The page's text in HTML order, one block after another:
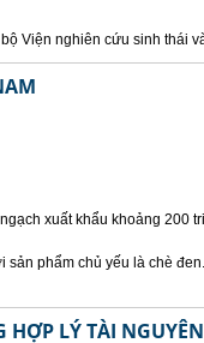
Viện nghiên cứu sinh thái
xuất khẩu khoảng 200
phẩm chủ yếu là chè
LÝ TÀI